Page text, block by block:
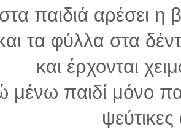
στα παιδιά αρέσει
τα φύλλα στα
και έρχονται
μένω παιδί μόνο
ψεύτικες